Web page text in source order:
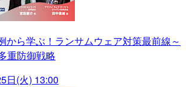
から学ぶ！ランサムウェア対策最前線～
重防御戦略
日(火) 13:00